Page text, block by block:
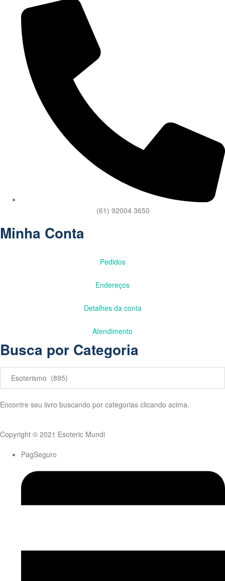
(61) 92004 3650
Minha Conta
Pedidos
Endereços
Detalhes da conta
Atendimento
Busca por Categoria
Encontre seu livro buscando por categorias clicando acima.
Copyright © 2021 Esoteric Mundi
PagSeguro